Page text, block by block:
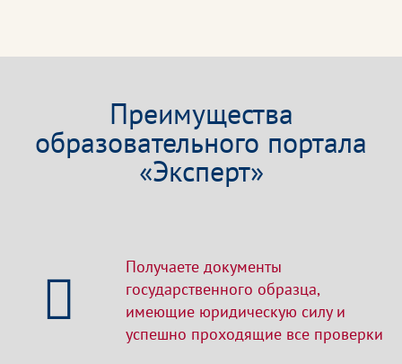
Преимущества
образовательного портала
«Эксперт»
Получаете документы
государственного образца,
имеющие юридическую силу и
успешно проходящие все проверки